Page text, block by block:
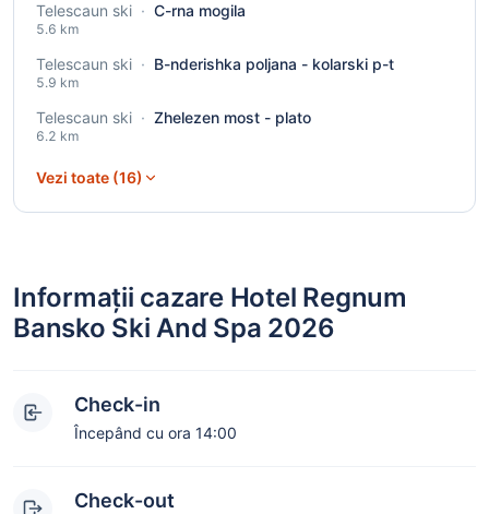
Telescaun ski · C-rna mogila
5.6 km
Telescaun ski · B-nderishka poljana - kolarski p-t
5.9 km
Telescaun ski · Zhelezen most - plato
6.2 km
Vezi toate (16)
Informații cazare Hotel Regnum
Bansko Ski And Spa 2026
Check-in
Începând cu ora 14:00
Check-out